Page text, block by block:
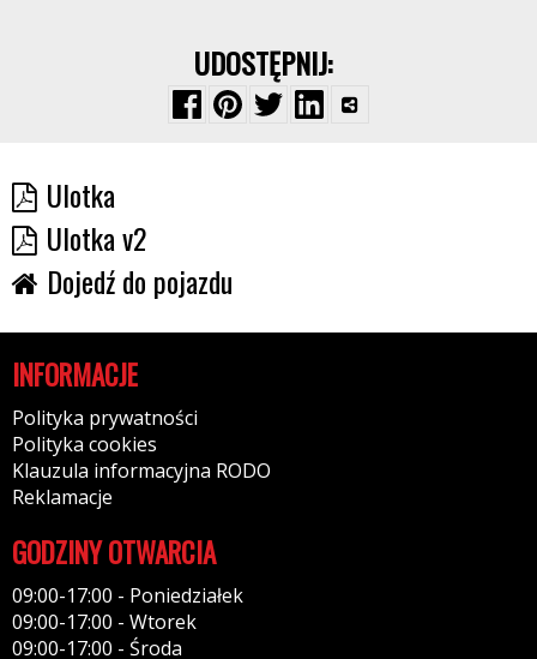
UDOSTĘPNIJ:
Ulotka
Ulotka v2
Dojedź do pojazdu
INFORMACJE
Polityka prywatności
Polityka cookies
Klauzula informacyjna RODO
Reklamacje
GODZINY OTWARCIA
09:00-17:00 - Poniedziałek
09:00-17:00 - Wtorek
09:00-17:00 - Środa